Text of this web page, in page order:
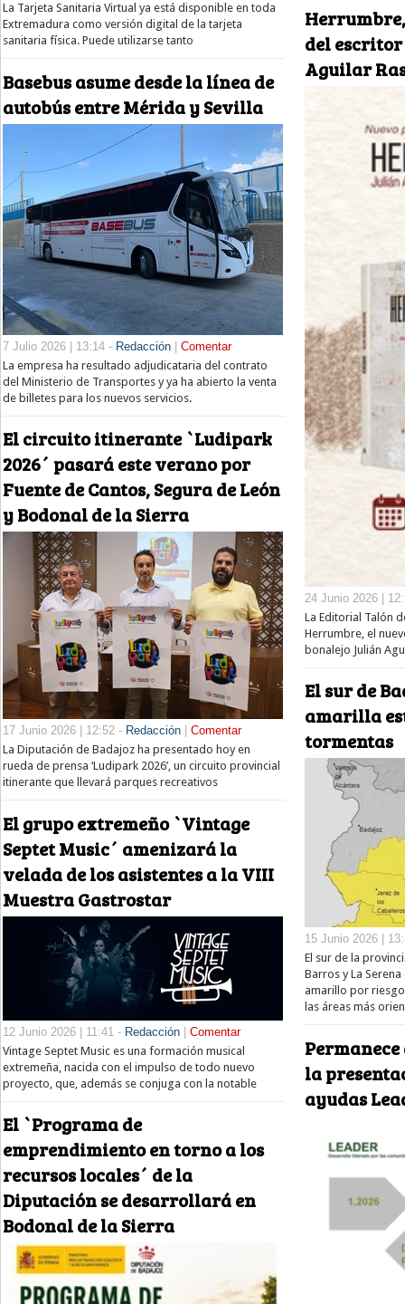
La Tarjeta Sanitaria Virtual ya está disponible en toda
Extremadura como versión digital de la tarjeta
sanitaria física. Puede utilizarse tanto
Basebus asume desde la línea de
autobús entre Mérida y Sevilla
7 Julio 2026 | 13:14 - Redacción | Comentar
La empresa ha resultado adjudicataria del contrato
del Ministerio de Transportes y ya ha abierto la venta
de billetes para los nuevos servicios.
El circuito itinerante `Ludipark
2026´ pasará este verano por
Fuente de Cantos, Segura de León
y Bodonal de la Sierra
17 Junio 2026 | 12:52 - Redacción
Comentar
La Diputación de Badajoz ha presentado hoy en
rueda de prensa ‘Ludipark 2026’, un circuito provincial
itinerante que llevará parques recreativos
El grupo extremeño `Vintage
Septet Music´ amenizará la
velada de los asistentes a la VIII
Muestra Gastrostar
12 Junio 2026 | 11:41 - Redacción | Comentar
Vintage Septet Music es una formación musical
extremeña, nacida con el impulso de todo nuevo
proyecto, que, además se conjuga con la notable
El `Programa de
emprendimiento en torno a los
recursos locales´ de la
Diputación se desarrollará en
Bodonal de la Sierra
del
Aguilar
24 Junio 2026 |
La Editorial Talón
Herrumbre, el
bonalejo Julián
El sur de
amarilla
tormentas
15 Junio 2026 |
El sur de la
Barros y La
amarillo por
las áreas más
la
ayudas